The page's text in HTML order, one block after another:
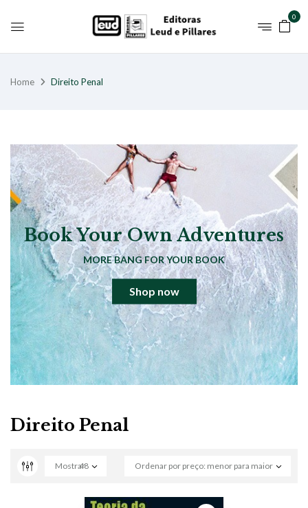
0
Home Direito Penal
Book Your Own Adventures
MORE BANG FOR YOUR BOOK
Shop now
Direito Penal
Ordenar por preço: menor para maior
Mostrar48